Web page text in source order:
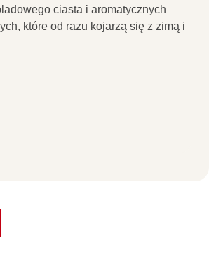
ciasta i aromatycznych
które od razu kojarzą się z zimą i